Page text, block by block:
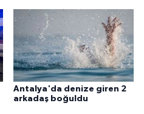
Antalya'da denize giren 2
arkadaş boğuldu